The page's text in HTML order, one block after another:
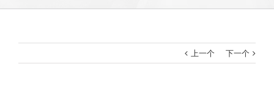
上一个 下一个